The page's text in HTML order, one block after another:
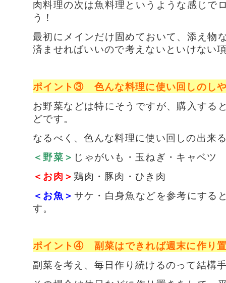
肉料理の次は魚料理というような感じで
う！
最初にメインだけ固めておいて、添え物
済ませればいいので考えないといけない
ポイント③ 色んな料理に使い回しのし
お野菜などは特にそうですが、購入する
どです。
なるべく、色んな料理に使い回しの出来
＜野菜＞ じゃがいも・玉ねぎ・キャベツ
＜お肉＞鶏肉・豚肉・ひき肉
＜お魚＞ サケ・白身魚などを参考にする
す。
ポイント④ 副菜はできれば週末に作り
副菜を考え、毎日作り続けるのって結構